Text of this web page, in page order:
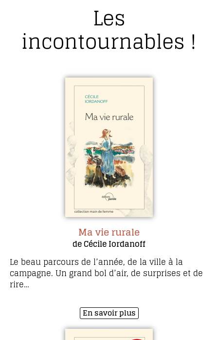
Les
incontournables !
Ma vie rurale
de Cécile Iordanoff
Le beau parcours de l’année, de la ville à la
campagne. Un grand bol d’air, de surprises et de
rire…
En savoir plus